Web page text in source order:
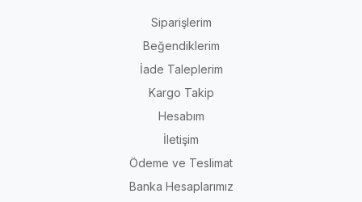
Siparişlerim
Beğendiklerim
İade Taleplerim
Kargo Takip
Hesabım
İletişim
Ödeme ve Teslimat
Banka Hesaplarımız